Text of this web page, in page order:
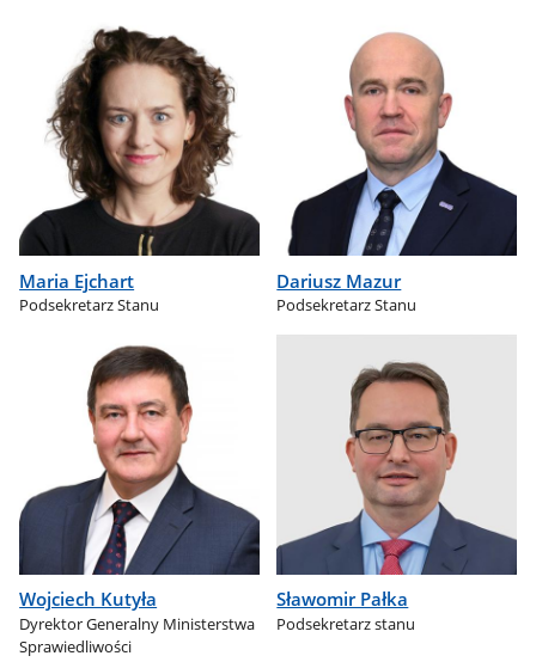
Maria Ejchart
Podsekretarz Stanu
Dariusz Mazur
Podsekretarz Stanu
Wojciech Kutyła
Dyrektor Generalny Ministerstwa
Sprawiedliwości
Sławomir Pałka
Podsekretarz stanu